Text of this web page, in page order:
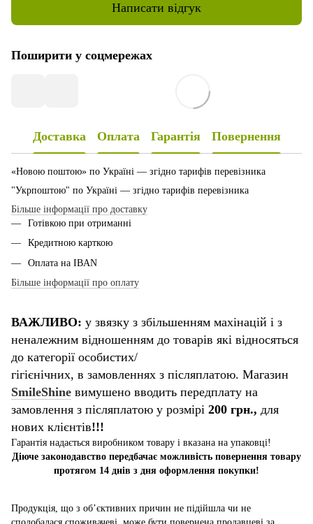
Написати відгук
Поширити у соцмережах
Доставка Оплата Гарантія Повернення
«Новою поштою» по Україні — згідно тарифів перевізника
"Укрпоштою" по Україні — згідно тарифів перевізника
Більше інформації про доставку
Готівкою при отриманні
Кредитною карткою
Оплата на IBAN
Більше інформації про оплату
ВАЖЛИВО: у звязку з збільшенням махінацій і з
неналежним відношенням до товарів які відносяться
до категорії особистих/
гігієнічних, в замовленнях з післяплатою. Магазин
SmileShine вимушено вводить передплату на
замовлення з післяплатою у розмірі 200 грн., для
нових клієнтів!!!
Гарантія надається виробником товару і вказана на упаковці!
Діюче законодавство передбачає можливість повернення товару
протягом 14 днів з дня оформлення покупки!
Продукція, що з об’єктивних причин не підійшла чи не